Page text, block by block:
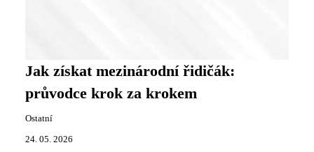
Jak získat mezinárodní řidičák:
průvodce krok za krokem
Ostatní
24. 05. 2026